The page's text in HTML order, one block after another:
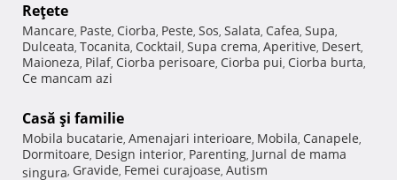
Reţete
Mancare, Paste, Ciorba, Peste, Sos, Salata, Cafea, Supa,
Dulceata, Tocanita, Cocktail, Supa crema, Aperitive, Desert,
Maioneza, Pilaf, Ciorba perisoare, Ciorba pui, Ciorba burta,
Ce mancam azi
Casă şi familie
Mobila bucatarie, Amenajari interioare, Mobila, Canapele,
Dormitoare, Design interior, Parenting, Jurnal de mama
singura, Gravide, Femei curajoase, Autism